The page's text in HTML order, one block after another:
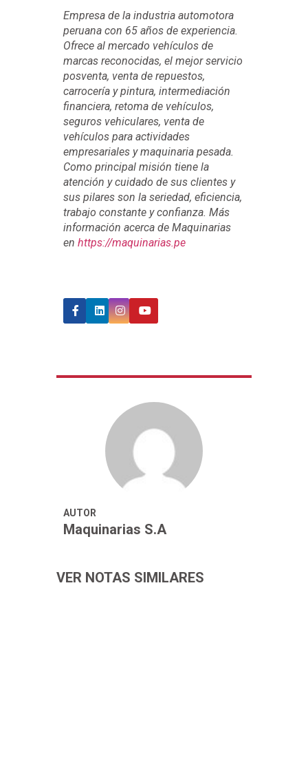
posventa, venta de repuestos,
carrocería y pintura, intermediación
financiera, retoma de vehículos,
seguros vehiculares, venta de
vehículos para actividades
empresariales y maquinaria pesada.
Como principal misión tiene la
atención y cuidado de sus clientes y
sus pilares son la seriedad, eficiencia,
trabajo constante y confianza. Más
información acerca de Maquinarias
enhttps://maquinarias.pe
Maquinarias S.A
VER NOTAS SIMILARES